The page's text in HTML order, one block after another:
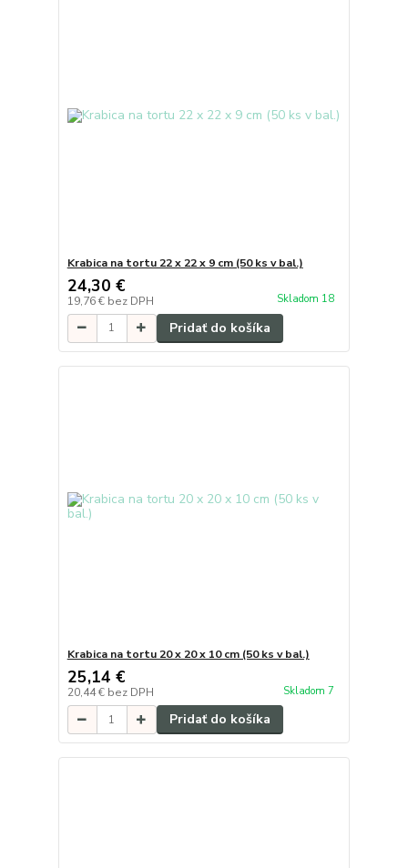
Krabica na tortu 22 x 22 x 9 cm (50 ks v bal.)
24,30 €
19,76 € bez DPH Skladom 18
Pridať do košíka
Krabica na tortu 20 x 20 x 10 cm (50 ks v bal.)
25,14 €
20,44 € bez DPH Skladom 7
Pridať do košíka